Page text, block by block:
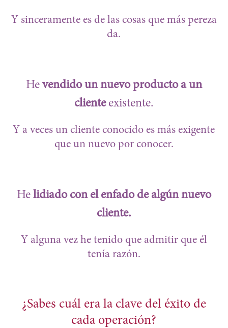
Y sinceramente es de las cosas que más pereza
da.
He vendido un nuevo producto a un
clienteexistente.
Y a veces un cliente conocido es más exigente
que un nuevo por conocer.
He lidiado con el enfado de algún nuevo
cliente.
Y alguna vez he tenido que admitir que él
tenía razón.
¿Sabes cuál era la clave del éxito de
cada operación?